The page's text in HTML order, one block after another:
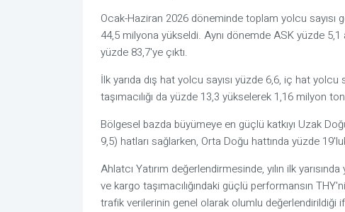
Ocak-Haziran 2026 döneminde toplam yolcu sayısı
44,5 milyona yükseldi. Aynı dönemde ASK yüzde
yüzde 83,7'ye çıktı.
İlk yarıda dış hat yolcu sayısı yüzde 6,6, iç hat
taşımacılığı da yüzde 13,3 yükselerek 1,16 milyon
Bölgesel bazda büyümeye en güçlü katkıyı Uzak
9,5) hatları sağlarken, Orta Doğu hattında yüzde
Ahlatcı Yatırım değerlendirmesinde, yılın ilk
ve kargo taşımacılığındaki güçlü performansın
trafik verilerinin genel olarak olumlu değerlendirildiği